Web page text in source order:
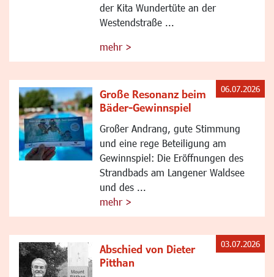
der Kita Wundertüte an der
Westendstraße ...
mehr >
Große Resonanz beim
Bäder-Gewinnspiel
Großer Andrang, gute Stimmung
und eine rege Beteiligung am
Gewinnspiel: Die Eröffnungen des
Strandbads am Langener Waldsee
und des ...
mehr >
06.07.2026
Abschied von Dieter
Pitthan
03.07.2026